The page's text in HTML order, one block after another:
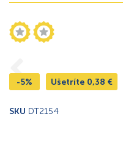
-5% Ušetríte 0,38 €
SKU DT2154